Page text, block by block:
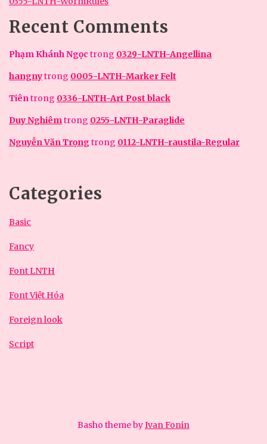
Recent Comments
Phạm Khánh Ngọc trong 0329-LNTH-Angellina
hangnytrong 0005-LNTH-Marker Felt
Tiêntrong 0336-LNTH-Art Post black
Duy Nghiêmtrong 0255-LNTH-Paraglide
Nguyễn Văn Trọngtrong 0112-LNTH-raustila-Regular
Categories
Basic
Fancy
Font LNTH
Font Việt Hóa
Foreign look
Script
Basho theme byIvan Fonin